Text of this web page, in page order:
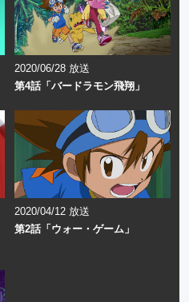
2020/06/28 放送
第4話「バードラモン飛翔」
2020/04/12 放送
第2話「ウォー・ゲーム」